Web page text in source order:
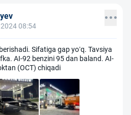
08:54
Sifatiga gap yo’q. Tavsiya
AI-92 benzini 95 dan baland. AI-
(OCT) chiqadi